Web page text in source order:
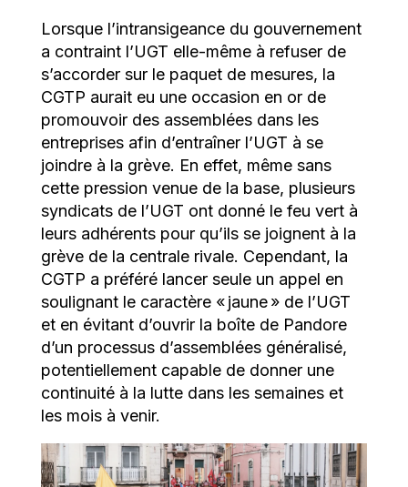
Lorsque l’intransigeance du gouvernement
a contraint l’UGT elle-même à refuser de
s’accorder sur le paquet de mesures, la
CGTP aurait eu une occasion en or de
promouvoir des assemblées dans les
entreprises afin d’entraîner l’UGT à se
joindre à la grève. En effet, même sans
cette pression venue de la base, plusieurs
syndicats de l’UGT ont donné le feu vert à
leurs adhérents pour qu’ils se joignent à la
grève de la centrale rivale. Cependant, la
CGTP a préféré lancer seule un appel en
soulignant le caractère « jaune » de l’UGT
et en évitant d’ouvrir la boîte de Pandore
d’un processus d’assemblées généralisé,
potentiellement capable de donner une
continuité à la lutte dans les semaines et
les mois à venir.